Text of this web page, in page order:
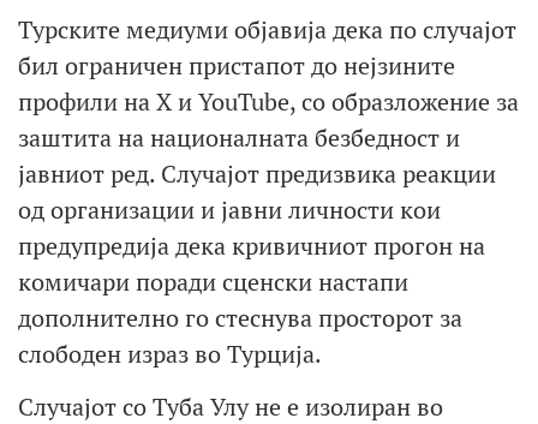
Турските медиуми објавија дека по случајот
бил ограничен пристапот до нејзините
профили на X и YouTube, со образложение за
заштита на националната безбедност и
јавниот ред. Случајот предизвика реакции
од организации и јавни личности кои
предупредија дека кривичниот прогон на
комичари поради сценски настапи
дополнително го стеснува просторот за
слободен израз во Турција.
Случајот со Туба Улу не е изолиран во